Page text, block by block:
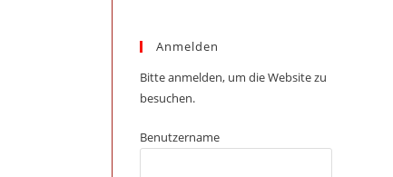
Anmelden
Bitte anmelden, um die Website zu
besuchen.
Benutzername